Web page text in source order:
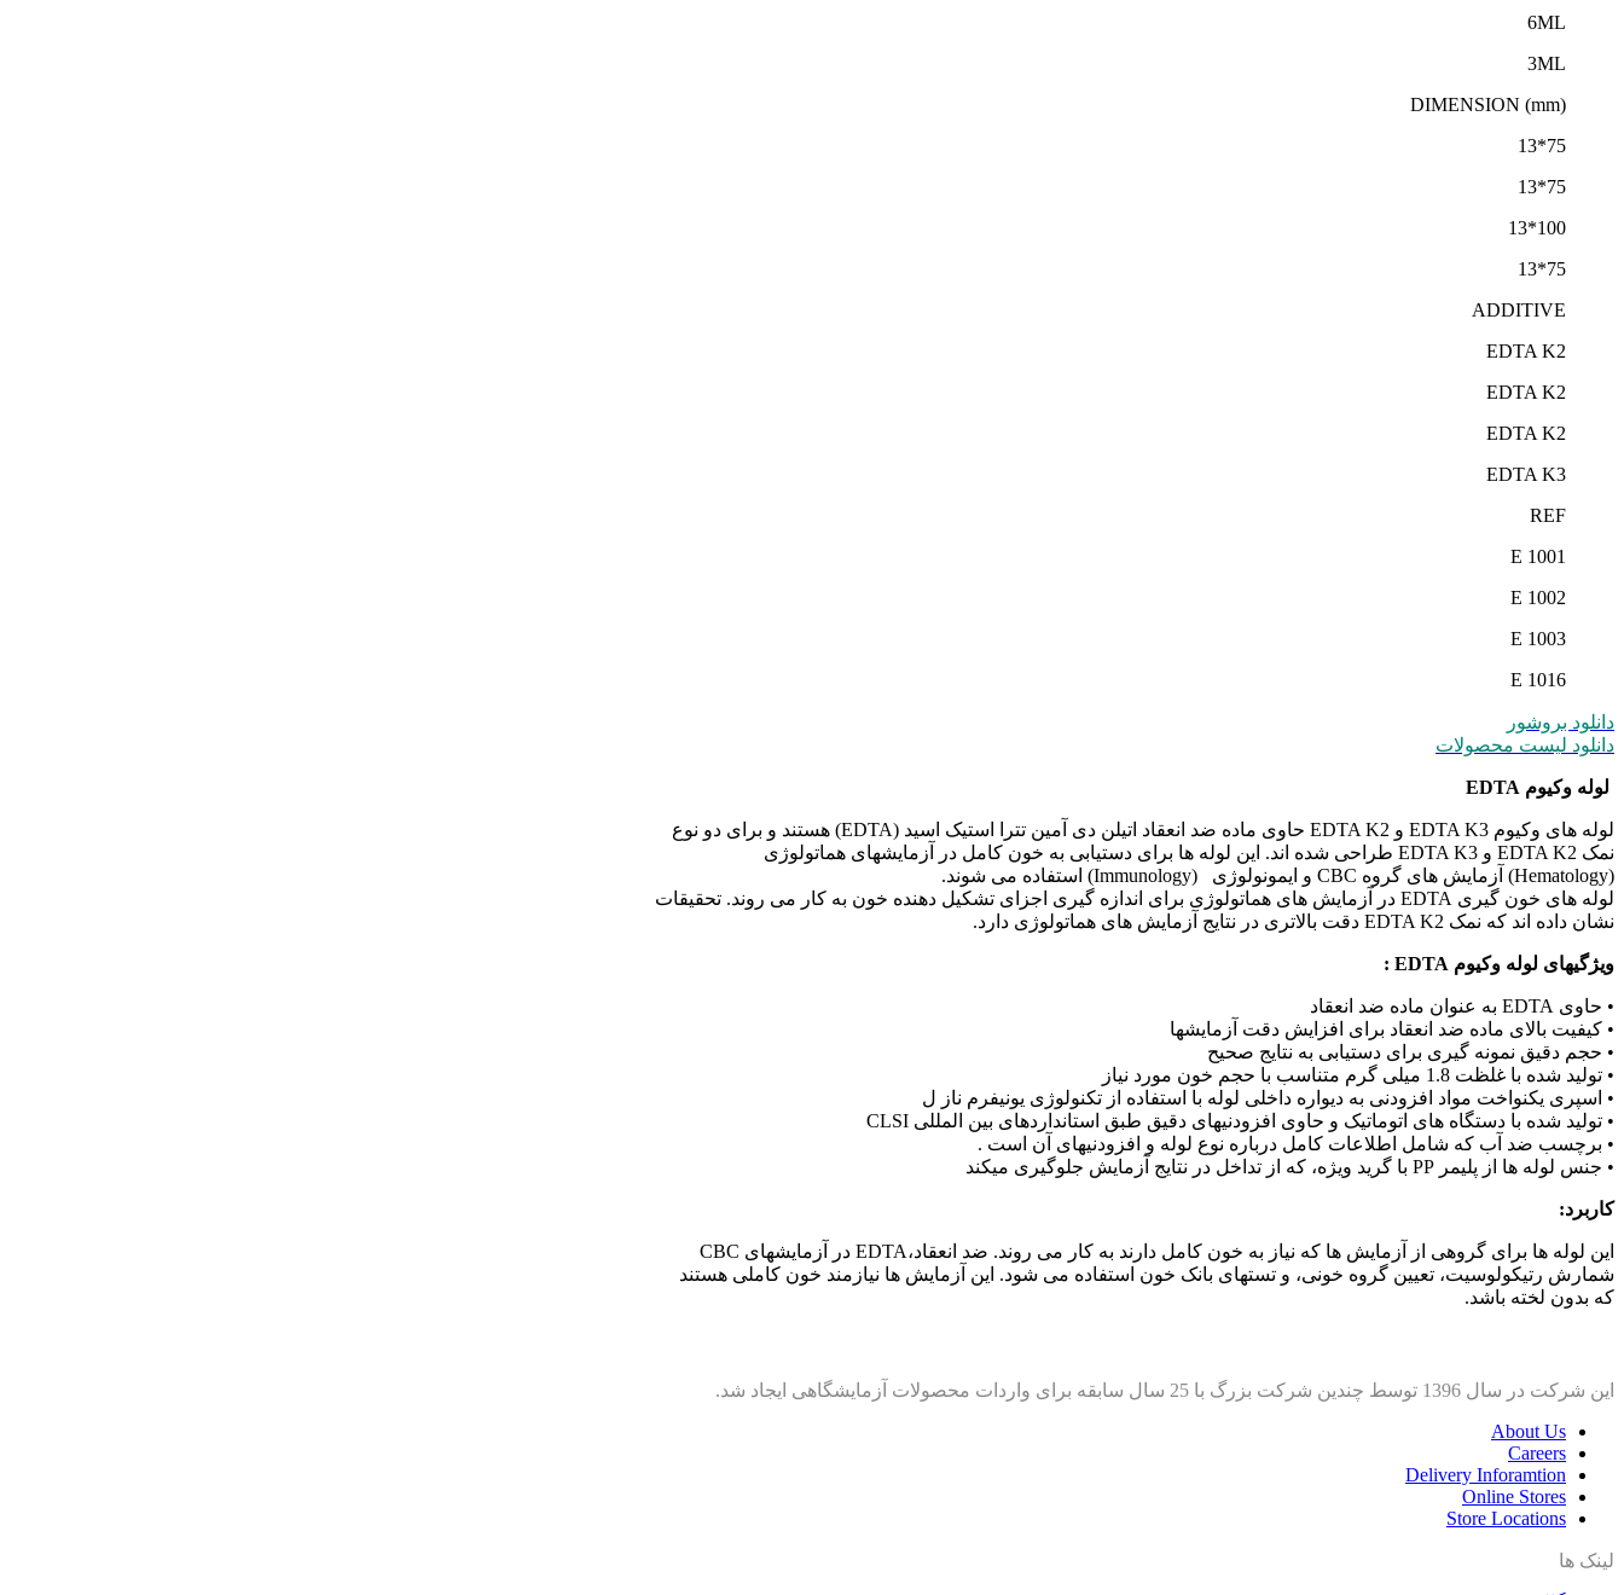
6ML
3ML
DIMENSION (mm)
75*13
75*13
100*13
75*13
ADDITIVE
EDTA K2
EDTA K2
EDTA K2
EDTA K3
REF
E 1001
E 1002
E 1003
E 1016
دانلود بروشور
دانلود لیست محصولات
لوله وکیوم EDTA
لوله ھای وکیوم EDTA K3 و EDTA K2 حاوی ماده ضد انعقاد اتیلن دی آمین تترا استیک اسید (EDTA) ھستند و برای دو نوع
نمک EDTA K2 و EDTA K3 طراحی شده اند. این لوله ھا برای دستیابی به خون کامل در آزمایشھای ھماتولوژی
(Hematology) آزمایش ھای گروه CBC و ایمونولوژی (Immunology) استفاده می شوند.
لوله ھای خون گیری EDTA در آزمایش ھای ھماتولوژی برای اندازه گیری اجزای تشکیل دھنده خون به کار می روند. تحقیقات
نشان داده اند که نمک EDTA K2 دقت بالاتری در نتایج آزمایش ھای ھماتولوژی دارد.
ویژگیھای لوله وکیوم EDTA :
• حاوی EDTA به عنوان ماده ضد انعقاد
• کیفیت بالای ماده ضد انعقاد برای افزایش دقت آزمایشھا
• حجم دقیق نمونه گیری برای دستیابی به نتایج صحیح
• تولید شده با غلظت 1.8 میلی گرم متناسب با حجم خون مورد نیاز
• اسپری یکنواخت مواد افزودنی به دیواره داخلی لوله با استفاده از تکنولوژی یونیفرم ناز ل
• تولید شده با دستگاه ھای اتوماتیک و حاوی افزودنیھای دقیق طبق استانداردھای بین المللی CLSI
• برچسب ضد آب که شامل اطلاعات کامل درباره نوع لوله و افزودنیھای آن است .
• جنس لوله ھا از پلیمر PP با گرید ویژه، که از تداخل در نتایج آزمایش جلوگیری میکند
کاربرد:
این لوله ھا برای گروھی از آزمایش ھا که نیاز به خون کامل دارند به کار می روند. ضد انعقاد،EDTA در آزمایشھای CBC
شمارش رتیکولوسیت، تعیین گروه خونی، و تستھای بانک خون استفاده می شود. این آزمایش ھا نیازمند خون کاملی ھستند
که بدون لخته باشد.
این شرکت در سال 1396 توسط چندین شرکت بزرگ با 25 سال سابقه برای واردات محصولات آزمایشگاهی ایجاد شد.
About Us
Careers
Delivery Inforamtion
Online Stores
Store Locations
لینک ها